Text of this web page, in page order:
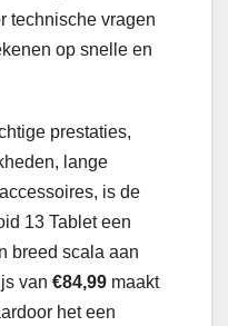
technische vragen
op snelle en
prestaties,
lange
is de
13 Tablet een
breed scala aan
van €84,99 maakt
het een